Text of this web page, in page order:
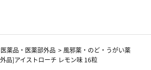
医薬品・医薬部外品 > 風邪薬・のど・うがい薬
品]アイストローチ レモン味 16粒